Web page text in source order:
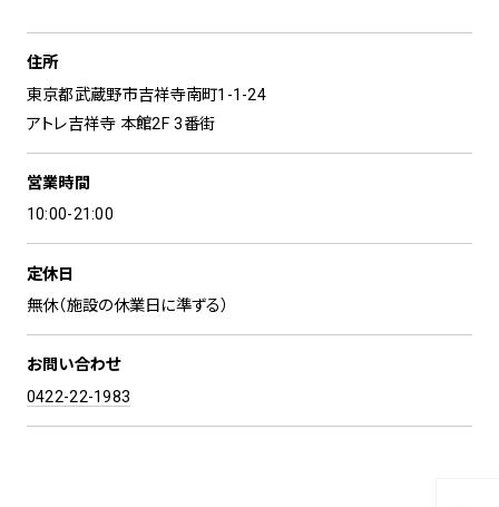
グランスタ東京店
松坂屋
MoN Shop by Spiral
住所
東京都武蔵野市吉祥寺南町1-1-24
アトレ吉祥寺 本館2F 3番街
営業時間
10:00-21:00
定休日
無休（施設の休業日に準ずる）
お問い合わせ
0422-22-1983